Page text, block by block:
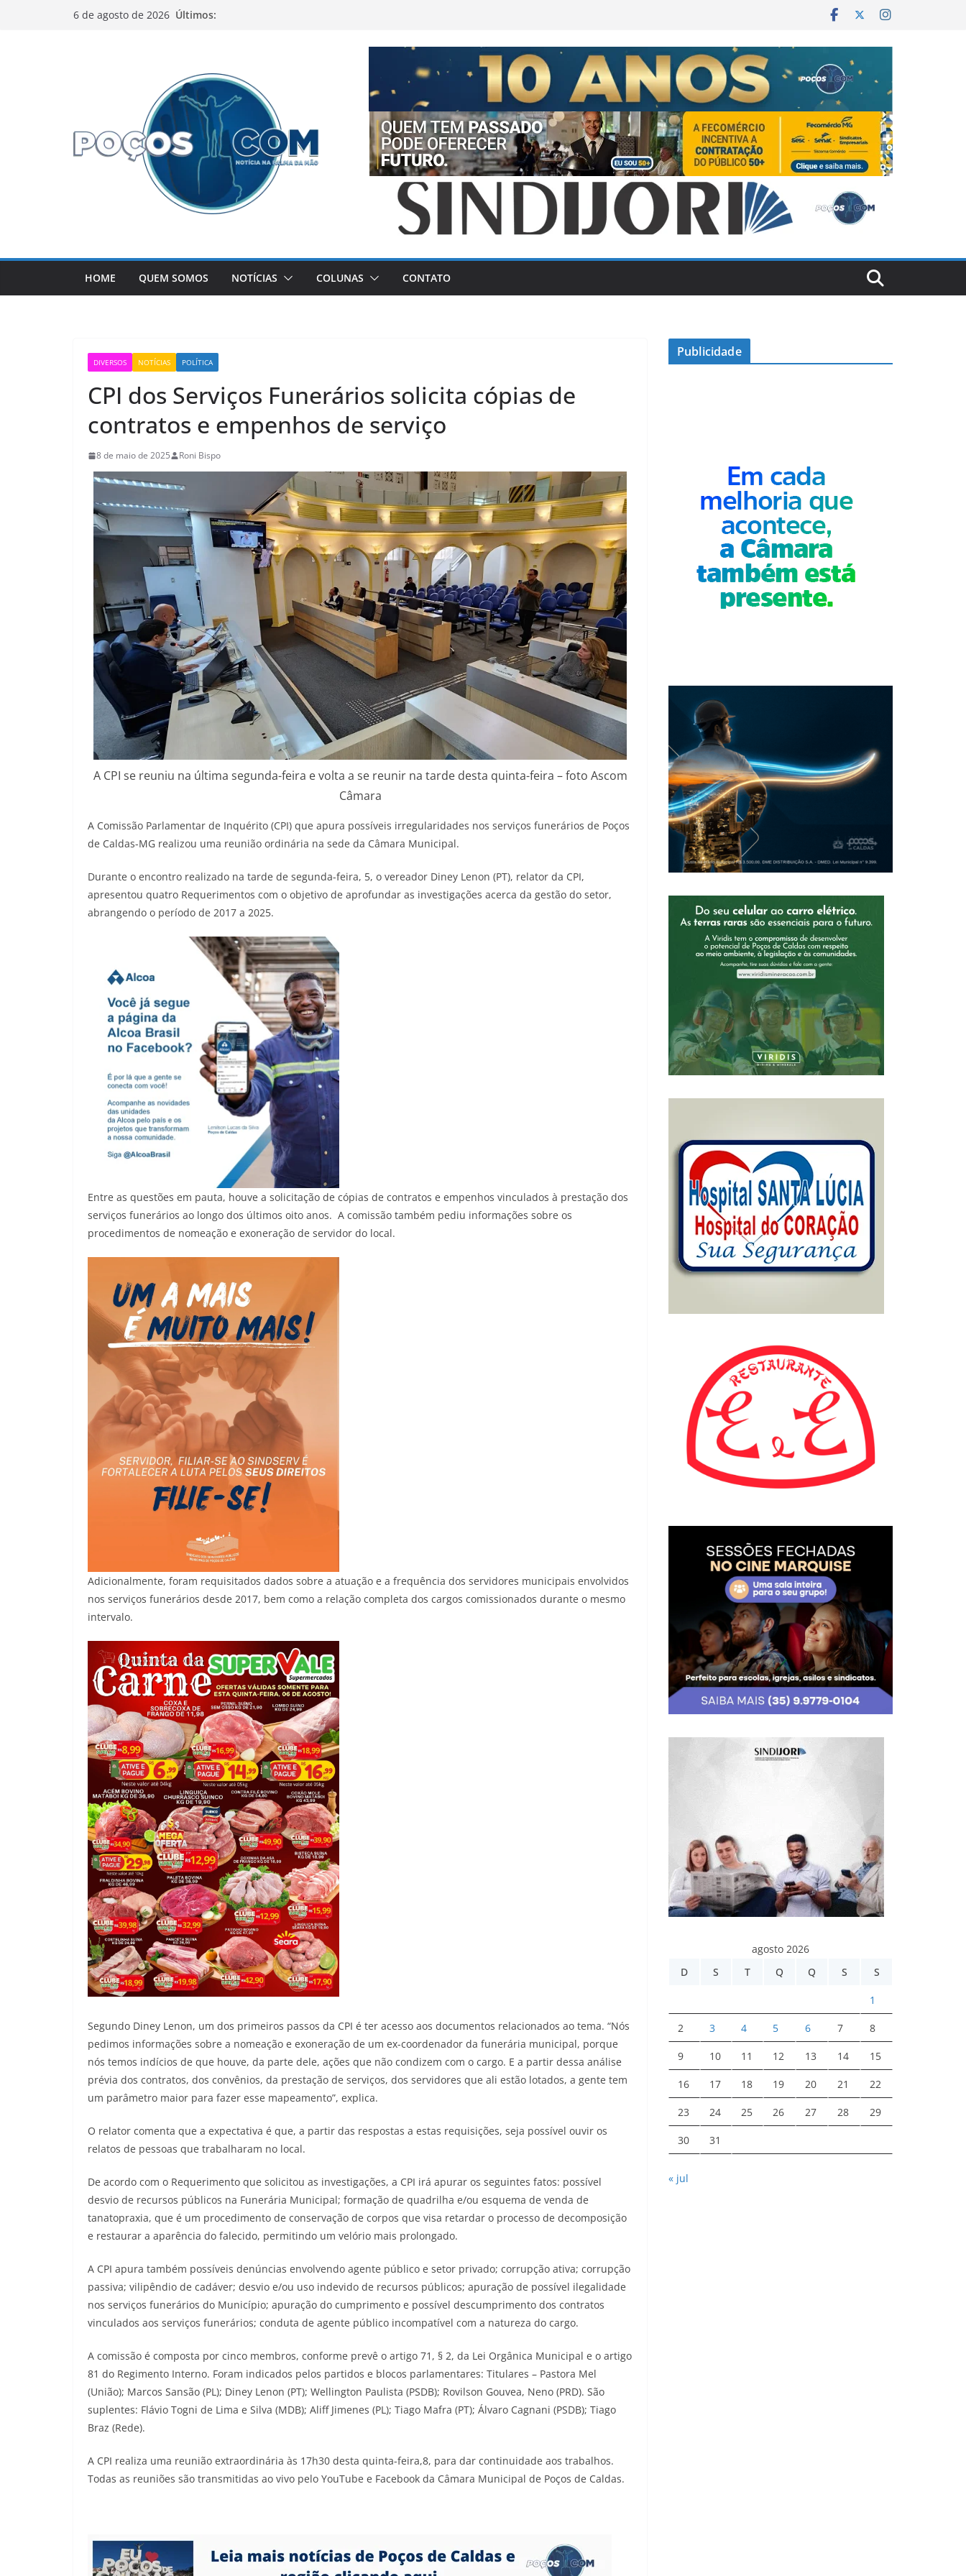
6 de agosto de 2026 Últimos:
HOME QUEM SOMOS NOTÍCIAS COLUNAS CONTATO
DIVERSOS NOTÍCIAS POLÍTICA
CPI dos Serviços Funerários solicita cópias de
contratos e empenhos de serviço
8 de maio de 2025 Roni Bispo
A CPI se reuniu na última segunda-feira e volta a se reunir na tarde desta quinta-feira – foto Ascom
Câmara
A Comissão Parlamentar de Inquérito (CPI) que apura possíveis irregularidades nos serviços funerários de Poços
de Caldas-MG realizou uma reunião ordinária na sede da Câmara Municipal.
Durante o encontro realizado na tarde de segunda-feira, 5, o vereador Diney Lenon (PT), relator da CPI,
apresentou quatro Requerimentos com o objetivo de aprofundar as investigações acerca da gestão do setor,
abrangendo o período de 2017 a 2025.
Entre as questões em pauta, houve a solicitação de cópias de contratos e empenhos vinculados à prestação dos
serviços funerários ao longo dos últimos oito anos. A comissão também pediu informações sobre os
procedimentos de nomeação e exoneração de servidor do local.
Adicionalmente, foram requisitados dados sobre a atuação e a frequência dos servidores municipais envolvidos
nos serviços funerários desde 2017, bem como a relação completa dos cargos comissionados durante o mesmo
intervalo.
Segundo Diney Lenon, um dos primeiros passos da CPI é ter acesso aos documentos relacionados ao tema. “Nós
pedimos informações sobre a nomeação e exoneração de um ex-coordenador da funerária municipal, porque
nós temos indícios de que houve, da parte dele, ações que não condizem com o cargo. E a partir dessa análise
prévia dos contratos, dos convênios, da prestação de serviços, dos servidores que ali estão lotados, a gente tem
um parâmetro maior para fazer esse mapeamento”, explica.
O relator comenta que a expectativa é que, a partir das respostas a estas requisições, seja possível ouvir os
relatos de pessoas que trabalharam no local.
De acordo com o Requerimento que solicitou as investigações, a CPI irá apurar os seguintes fatos: possível
desvio de recursos públicos na Funerária Municipal; formação de quadrilha e/ou esquema de venda de
tanatopraxia, que é um procedimento de conservação de corpos que visa retardar o processo de decomposição
e restaurar a aparência do falecido, permitindo um velório mais prolongado.
A CPI apura também possíveis denúncias envolvendo agente público e setor privado; corrupção ativa; corrupção
passiva; vilipêndio de cadáver; desvio e/ou uso indevido de recursos públicos; apuração de possível ilegalidade
nos serviços funerários do Município; apuração do cumprimento e possível descumprimento dos contratos
vinculados aos serviços funerários; conduta de agente público incompatível com a natureza do cargo.
A comissão é composta por cinco membros, conforme prevê o artigo 71, § 2, da Lei Orgânica Municipal e o artigo
81 do Regimento Interno. Foram indicados pelos partidos e blocos parlamentares: Titulares – Pastora Mel
(União); Marcos Sansão (PL); Diney Lenon (PT); Wellington Paulista (PSDB); Rovilson Gouvea, Neno (PRD). São
suplentes: Flávio Togni de Lima e Silva (MDB); Aliff Jimenes (PL); Tiago Mafra (PT); Álvaro Cagnani (PSDB); Tiago
Braz (Rede).
A CPI realiza uma reunião extraordinária às 17h30 desta quinta-feira,8, para dar continuidade aos trabalhos.
Todas as reuniões são transmitidas ao vivo pelo YouTube e Facebook da Câmara Municipal de Poços de Caldas.
Publicidade
agosto 2026
D
S T Q Q S S
1
2 3 4 5 6 7 8
9 10 11 12 13 14 15
16 17 18 19 20 21 22
23 24 25 26 27 28 29
30 31
« jul